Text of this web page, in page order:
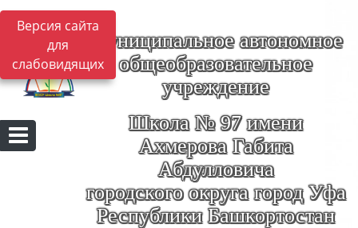
Версия сайта
для
слабовидящих
Муниципальное автономное
общеобразовательное
учреждение
Школа № 97 имени
Ахмерова Габита
Абдулловича
городского округа город Уфа
Республики Башкортостан